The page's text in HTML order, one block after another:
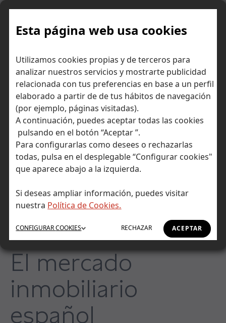
Esta página web usa cookies
Utilizamos cookies propias y de terceros para
analizar nuestros servicios y mostrarte publicidad
relacionada con tus preferencias en base a un perfil
elaborado a partir de de tus hábitos de navegación
(por ejemplo, páginas visitadas).
A continuación, puedes aceptar todas las cookies
pulsando en el botón “Aceptar ”.
Para configurarlas como desees o rechazarlas
todas, pulsa en el desplegable “Configurar cookies"
que aparece abajo a la izquierda.
Si deseas ampliar información, puedes visitar
nuestra Política de Cookies.
ACEPTAR
RECHAZAR
CONFIGURARCOOKIES
Skip
Inicio Actualidad Self
El mercado inmobiliario español
continuará al alza en 2025 y 2026, según Singular Bank
El mercado
inmobiliario
español